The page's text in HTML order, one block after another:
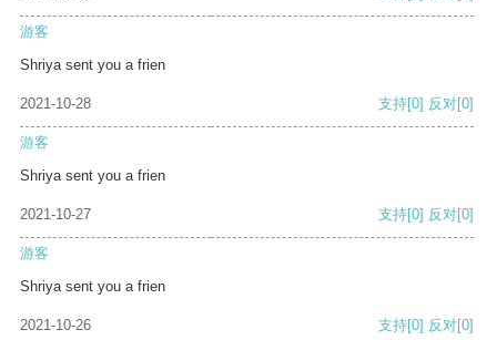
游客
Shriya sent you a frien
2021-10-28 支持[0] 反对[0]
游客
Shriya sent you a frien
2021-10-27 支持[0] 反对[0]
游客
Shriya sent you a frien
2021-10-26 支持[0] 反对[0]